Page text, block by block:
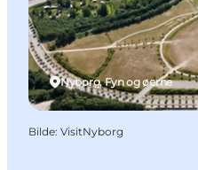
Planlegg reisen
Nyborg, Fyn og øerne
Bilde: VisitNyborg